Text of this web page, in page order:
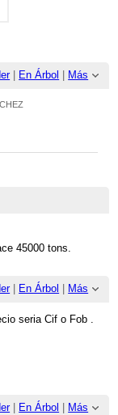
| En Árbol Más
PARA DESGUACE
45000 tons.
| En Árbol Más
seria Cif o Fob .
| En Árbol Más